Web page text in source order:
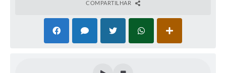
Reforma Agrária
COMPARTILHAR